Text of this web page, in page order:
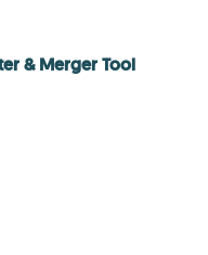
& Merger Tool